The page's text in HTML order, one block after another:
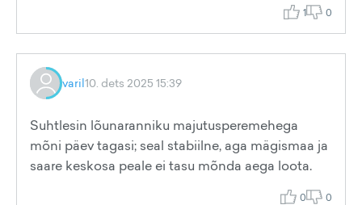
1 0
varil10. dets 2025 15:39
Suhtlesin lõunaranniku majutusperemehega
mõni päev tagasi; seal stabiilne, aga mägismaa ja
saare keskosa peale ei tasu mõnda aega loota.
0 0